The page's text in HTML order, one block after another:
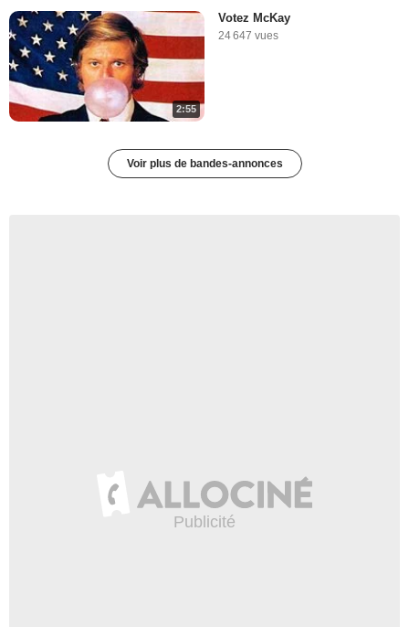
2:55
Votez McKay
24 647 vues
Voir plus de bandes-annonces